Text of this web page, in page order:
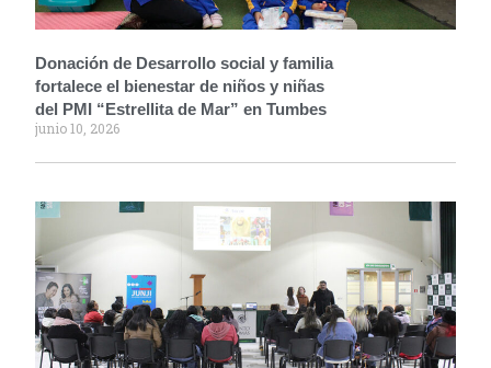
Donación de Desarrollo social y familia
fortalece el bienestar de niños y niñas
del PMI “Estrellita de Mar” en Tumbes
junio 10, 2026